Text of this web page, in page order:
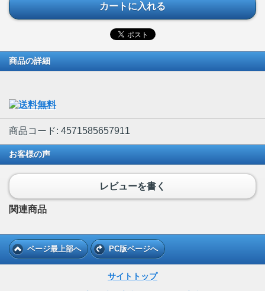
カートに入れる
商品の詳細
商品コード: 4571585657911
お客様の声
レビューを書く
関連商品
ページ最上部へ PC版ページへ
サイトトップ